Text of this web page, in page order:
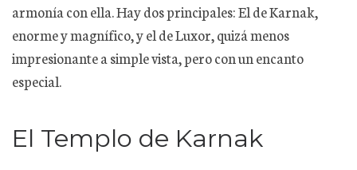
armonía con ella. Hay dos principales: El de Karnak,
enorme y magnífico, y el de Luxor, quizá menos
impresionante a simple vista, pero con un encanto
especial.
El Templo de Karnak